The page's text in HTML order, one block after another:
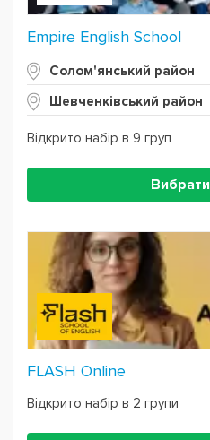
Empire English School
Солом'янський район
Шевченківський район
Відкрито набір в 9 груп
FLASH Online
Відкрито набір в 2 групи